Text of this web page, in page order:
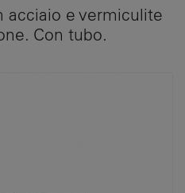
acciaio e vermiculite
Con tubo.